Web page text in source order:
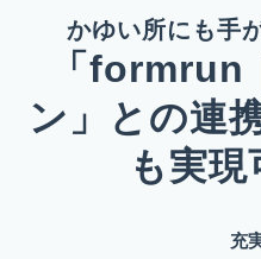
かゆい所にも手
「formrun
ン」との連
も実現
充